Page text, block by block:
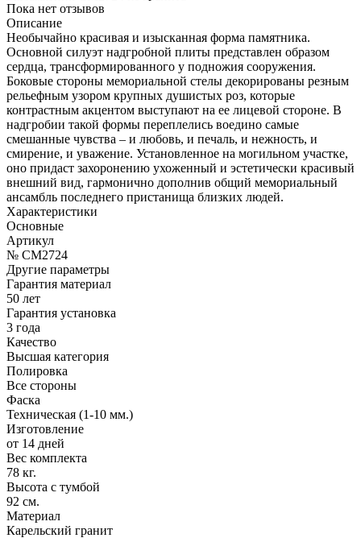
Пока нет отзывов
Описание
Необычайно красивая и изысканная форма памятника.
Основной силуэт надгробной плиты представлен образом
сердца, трансформированного у подножия сооружения.
Боковые стороны мемориальной стелы декорированы резным
рельефным узором крупных душистых роз, которые
контрастным акцентом выступают на ее лицевой стороне. В
надгробии такой формы переплелись воедино самые
смешанные чувства – и любовь, и печаль, и нежность, и
смирение, и уважение. Установленное на могильном участке,
оно придаст захоронению ухоженный и эстетически красивый
внешний вид, гармонично дополнив общий мемориальный
ансамбль последнего пристанища близких людей.
Характеристики
Основные
Артикул
№ CM2724
Другие параметры
Гарантия материал
50 лет
Гарантия установка
3 года
Качество
Высшая категория
Полировка
Все стороны
Фаска
Техническая (1-10 мм.)
Изготовление
от 14 дней
Вес комплекта
78 кг.
Высота с тумбой
92 см.
Материал
Карельский гранит